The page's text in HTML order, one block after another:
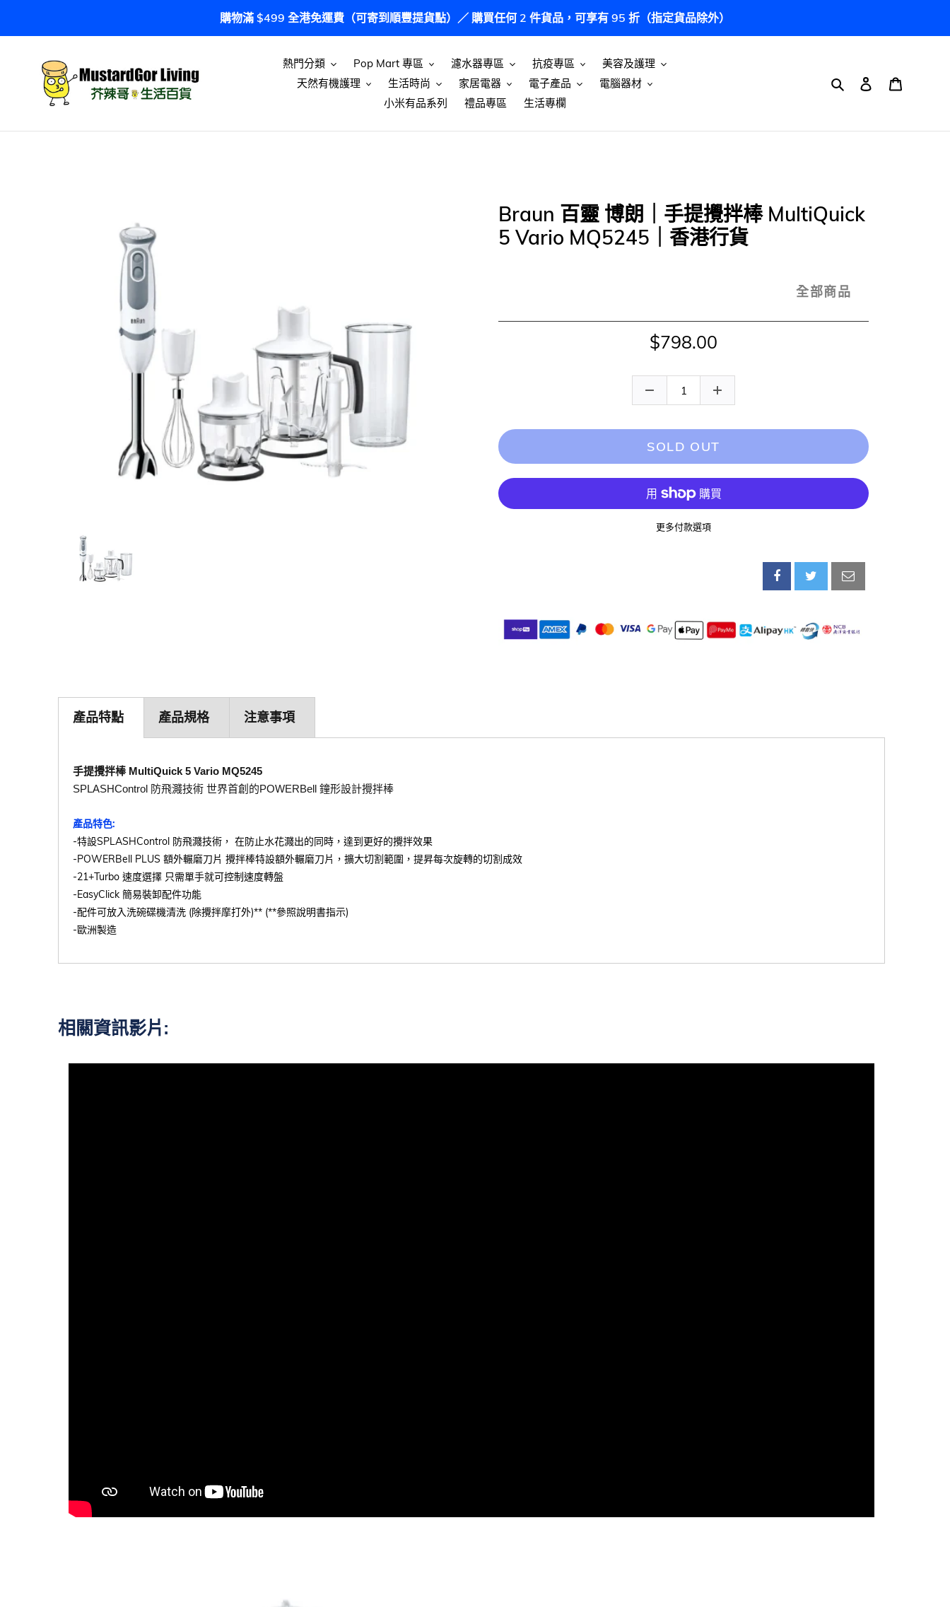
內
購物滿 $499 全港免運費（可寄到順豐提貨點）／ 購買任何 2 件貨品，可享有 95 折（指定貨品除外）
熱門分類 Pop Mart 專區 濾水器專區 抗疫專區
美容及護理
天然有機護理
生活時尚 家居電器 電子產品
電腦器材
小米有品系列
禮品專區 生活專欄
搜尋 登入
Braun 百靈 博朗｜手提攪拌棒 MultiQuick
5 Vario MQ5245｜香港行貨
全部商品
$798.00
SOLD OUT
更多付款選項
產品特點 產品規格 注意事項
手提攪拌棒 MultiQuick 5 Vario MQ5245
SPLASHControl 防飛濺技術 世界首創的POWERBell 鐘形設計攪拌棒
產品特色:
-特設SPLASHControl 防飛濺技術， 在防止水花濺出的同時，達到更好的攪拌效果
-POWERBell PLUS 額外輾磨刀片 攪拌棒特設額外輾磨刀片，擴大切割範圍，提昇每次旋轉的切割成效
-21+Turbo 速度選擇 只需單手就可控制速度轉盤
-EasyClick 簡易裝卸配件功能
-配件可放入洗碗碟機清洗 (除攪拌摩打外)** (**參照說明書指示)
-歐洲製造
相關資訊影片: